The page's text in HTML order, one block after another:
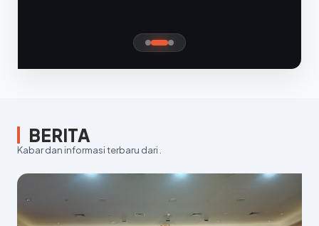
BERITA
Kabar dan informasi terbaru dari .